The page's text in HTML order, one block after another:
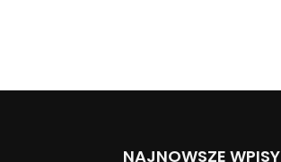
NAJNOWSZE WPISY